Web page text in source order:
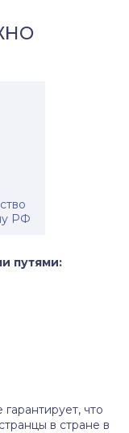
РФ
путями:
что
в стране в